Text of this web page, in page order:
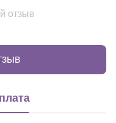
отзыв